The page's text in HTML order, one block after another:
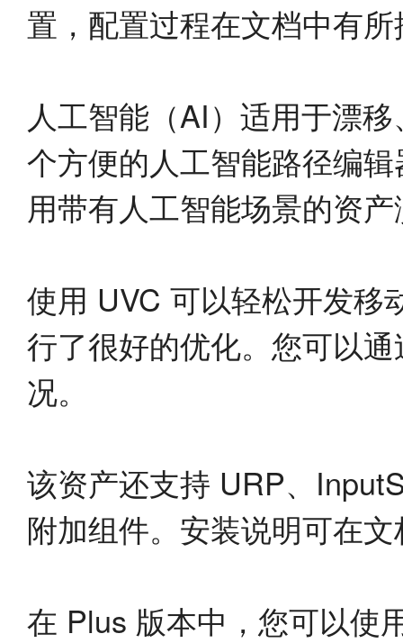
置，配置过程在文档中有
人工智能（AI）适用于漂
个方便的人工智能路径编
用带有人工智能场景的资
使用 UVC 可以轻松开发移
行了很好的优化。您可以
况。
该资产还支持 URP、
附加组件。安装说明可在
在 Plus 版本中，您可以使